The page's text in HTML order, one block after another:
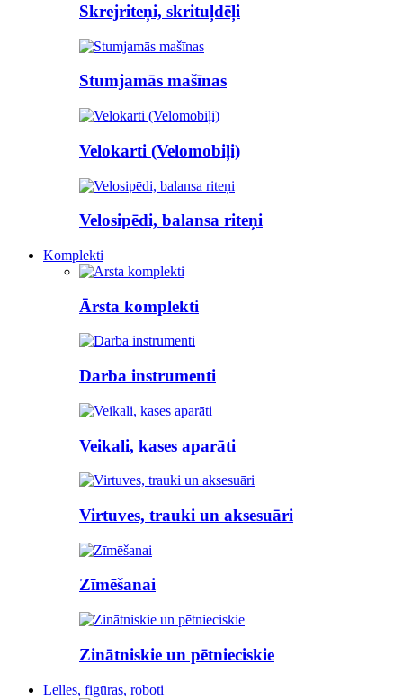
Skrejriteņi, skrituļdēļi
Stumjamās mašīnas
Velokarti (Velomobiļi)
Velosipēdi, balansa riteņi
Komplekti
Ārsta komplekti
Darba instrumenti
Veikali, kases aparāti
Virtuves, trauki un aksesuāri
Zīmēšanai
Zinātniskie un pētnieciskie
Lelles, figūras, roboti